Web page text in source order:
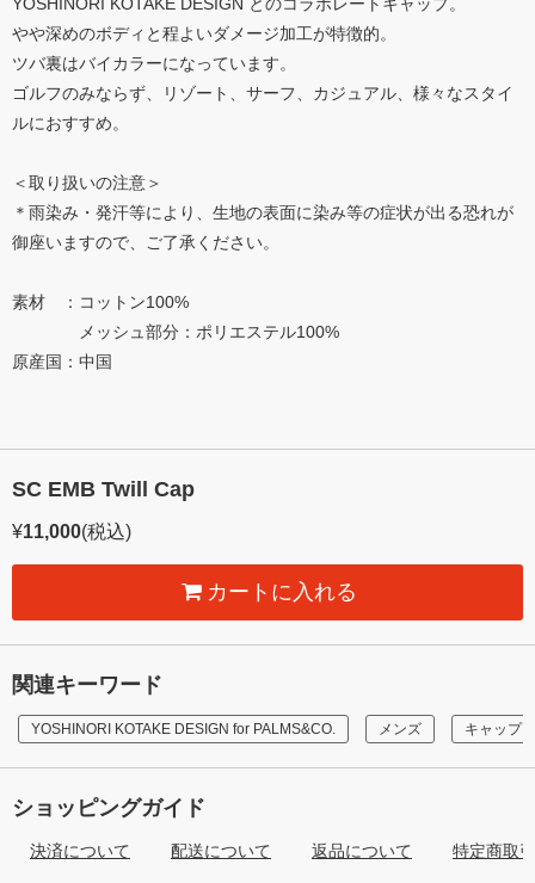
YOSHINORI KOTAKE DESIGN とのコラボレートキャップ。
やや深めのボディと程よいダメージ加工が特徴的。
ツバ裏はバイカラーになっています。
ゴルフのみならず、リゾート、サーフ、カジュアル、様々なスタイ
ルにおすすめ。
＜取り扱いの注意＞
＊雨染み・発汗等により、生地の表面に染み等の症状が出る恐れが
御座いますので、ご了承ください。
素材 ：コットン100%
メッシュ部分：ポリエステル100%
原産国：中国
SC EMB Twill Cap
¥11,000(税込)
カートに入れる
関連キーワード
YOSHINORI KOTAKE DESIGN for PALMS&CO. メンズ キャップ
ショッピングガイド
決済について 配送について 返品について 特定商取